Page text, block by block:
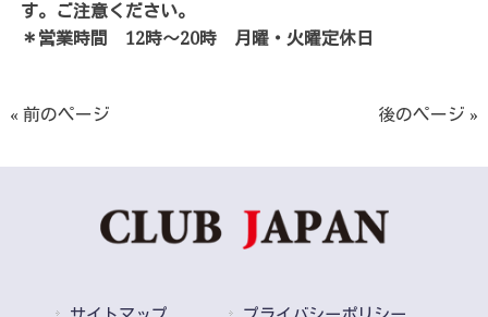
す。ご注意ください。
＊営業時間 12時～20時 月曜・火曜定休日
« 前のページ 後のページ »